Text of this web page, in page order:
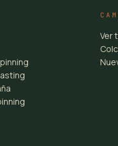
Ver